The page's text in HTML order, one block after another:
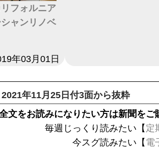
フォルニア
ャンリノベ
年03月01日
2021年11月25日付3面から抜粋
文をお読みになりたい方は新聞をご
毎週じっくり読みたい【 定
今スグ読みたい【 電